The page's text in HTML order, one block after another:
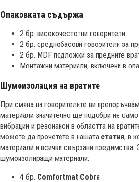
Опаковката съдържа
2 бр. високочестотни говорители.
2 бр. среднобасови говорители за
2 бр. MDF подложки за предните
Монтажни материали, включени в
Шумоизолация на вратите
При смяна на говорителите ви
материали значително ще подобри не
вибрации и резонанси в областта на
можете да прочетете в нашата статия, в
материали и всички свързани
шумоизолиращи материали:
4 бр. Comfortmat Cobra